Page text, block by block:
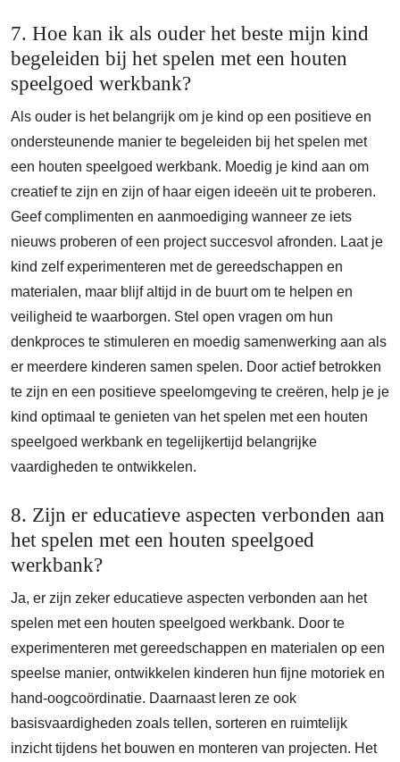
7. Hoe kan ik als ouder het beste mijn kind
begeleiden bij het spelen met een houten
speelgoed werkbank?
Als ouder is het belangrijk om je kind op een positieve en
ondersteunende manier te begeleiden bij het spelen met
een houten speelgoed werkbank. Moedig je kind aan om
creatief te zijn en zijn of haar eigen ideeën uit te proberen.
Geef complimenten en aanmoediging wanneer ze iets
nieuws proberen of een project succesvol afronden. Laat je
kind zelf experimenteren met de gereedschappen en
materialen, maar blijf altijd in de buurt om te helpen en
veiligheid te waarborgen. Stel open vragen om hun
denkproces te stimuleren en moedig samenwerking aan als
er meerdere kinderen samen spelen. Door actief betrokken
te zijn en een positieve speelomgeving te creëren, help je je
kind optimaal te genieten van het spelen met een houten
speelgoed werkbank en tegelijkertijd belangrijke
vaardigheden te ontwikkelen.
8. Zijn er educatieve aspecten verbonden aan
het spelen met een houten speelgoed
werkbank?
Ja, er zijn zeker educatieve aspecten verbonden aan het
spelen met een houten speelgoed werkbank. Door te
experimenteren met gereedschappen en materialen op een
speelse manier, ontwikkelen kinderen hun fijne motoriek en
hand-oogcoördinatie. Daarnaast leren ze ook
basisvaardigheden zoals tellen, sorteren en ruimtelijk
inzicht tijdens het bouwen en monteren van projecten. Het